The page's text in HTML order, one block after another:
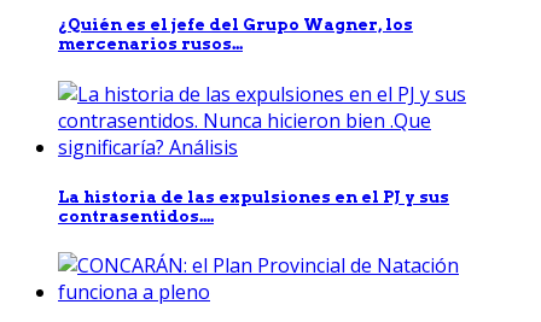
¿Quién es el jefe del Grupo Wagner, los
mercenarios rusos...
La historia de las expulsiones en el PJ y sus
contrasentidos....